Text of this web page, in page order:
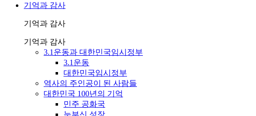
기억과 감사
기억과 감사
기억과 감사
3.1운동과 대한민국임시정부
3.1운동
대한민국임시정부
역사의 주인공이 된 사람들
대한민국 100년의 기억
민주 공화국
눈부신 성장